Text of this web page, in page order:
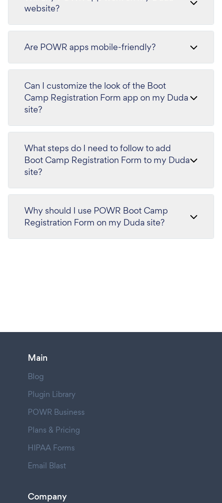
website?
Are POWR apps mobile-friendly?
Can I customize the look of the Boot
Camp Registration Form app on my Duda
site?
What steps do I need to follow to add
Boot Camp Registration Form to my Duda
site?
Why should I use POWR Boot Camp
Registration Form on my Duda site?
Main
Blog
Plugin Library
POWR Business
Plans & Pricing
HIPAA Forms
Email Blast
Company